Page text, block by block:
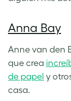
Anna Bay
Anne van den
que crea
de papel y
casa.